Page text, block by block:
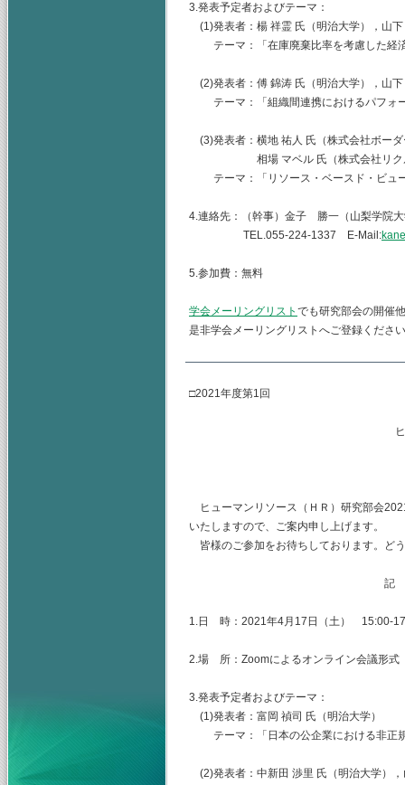
3.発表予定者およびテーマ：
(1)発表者：楊 祥霊 氏（明治大学），山
テーマ：「在庫廃棄比率を考慮した経
(2)発表者：傅 錦涛 氏（明治大学），山
テーマ：「組織間連携におけるパフォ
(3)発表者：横地 祐人 氏（株式会社ボー
相場 マベル 氏（株式会社リクルー
テーマ：「リソース・ベースド・ビュ
4.連絡先：（幹事）金子 勝一（山梨学院
TEL.055-224-1337 E-Mail:
5.参加費：無料
学会メーリングリスト でも研究部会の開催
是非学会メーリングリストへご登録くださ
□2021年度第1回
ヒューマンリソース
ヒューマンリソース（ＨＲ）研究部会
いたしますので、ご案内申し上げます。
皆様のご参加をお待ちしております。ど
記
1.日 時：2021年4月17日（土） 15:00-
2.場 所：Zoomによるオンライン会議形式
3.発表予定者およびテーマ：
(1)発表者：富岡 禎司 氏（明治大学）
テーマ：「日本の公企業における非正
(2)発表者：中新田 渉里 氏（明治大学）